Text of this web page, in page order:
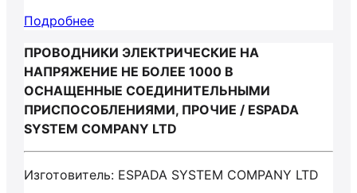
Подробнее
ПРОВОДНИКИ ЭЛЕКТРИЧЕСКИЕ НА
НАПРЯЖЕНИЕ НЕ БОЛЕЕ 1000 В
ОСНАЩЕННЫЕ СОЕДИНИТЕЛЬНЫМИ
ПРИСПОСОБЛЕНИЯМИ, ПРОЧИЕ / ESPADA
SYSTEM COMPANY LTD
Изготовитель: ESPADA SYSTEM COMPANY LTD